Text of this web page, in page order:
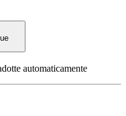
automaticamente